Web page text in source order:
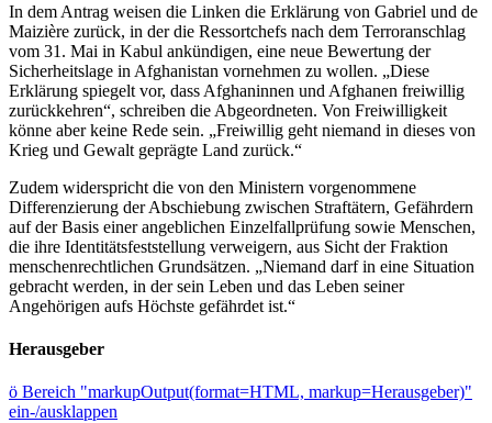
In dem Antrag weisen die Linken die Erklärung von Gabriel und de
Maizière zurück, in der die Ressortchefs nach dem Terroranschlag
vom 31. Mai in Kabul ankündigen, eine neue Bewertung der
Sicherheitslage in Afghanistan vornehmen zu wollen. „Diese
Erklärung spiegelt vor, dass Afghaninnen und Afghanen freiwillig
zurückkehren“, schreiben die Abgeordneten. Von Freiwilligkeit
könne aber keine Rede sein. „Freiwillig geht niemand in dieses von
Krieg und Gewalt geprägte Land zurück.“
Zudem widerspricht die von den Ministern vorgenommene
Differenzierung der Abschiebung zwischen Straftätern, Gefährdern
auf der Basis einer angeblichen Einzelfallprüfung sowie Menschen,
die ihre Identitätsfeststellung verweigern, aus Sicht der Fraktion
menschenrechtlichen Grundsätzen. „Niemand darf in eine Situation
gebracht werden, in der sein Leben und das Leben seiner
Angehörigen aufs Höchste gefährdet ist.“
Herausgeber
ö Bereich "markupOutput(format=HTML, markup=Herausgeber)"
ein-/ausklappen